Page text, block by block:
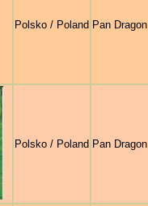
Polsko / Poland Pan Dragon
Polsko / Poland Pan Dragon